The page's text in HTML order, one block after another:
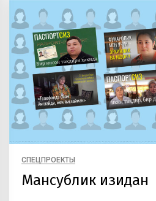
СПЕЦПРОЕКТЫ
Мансублик изидан